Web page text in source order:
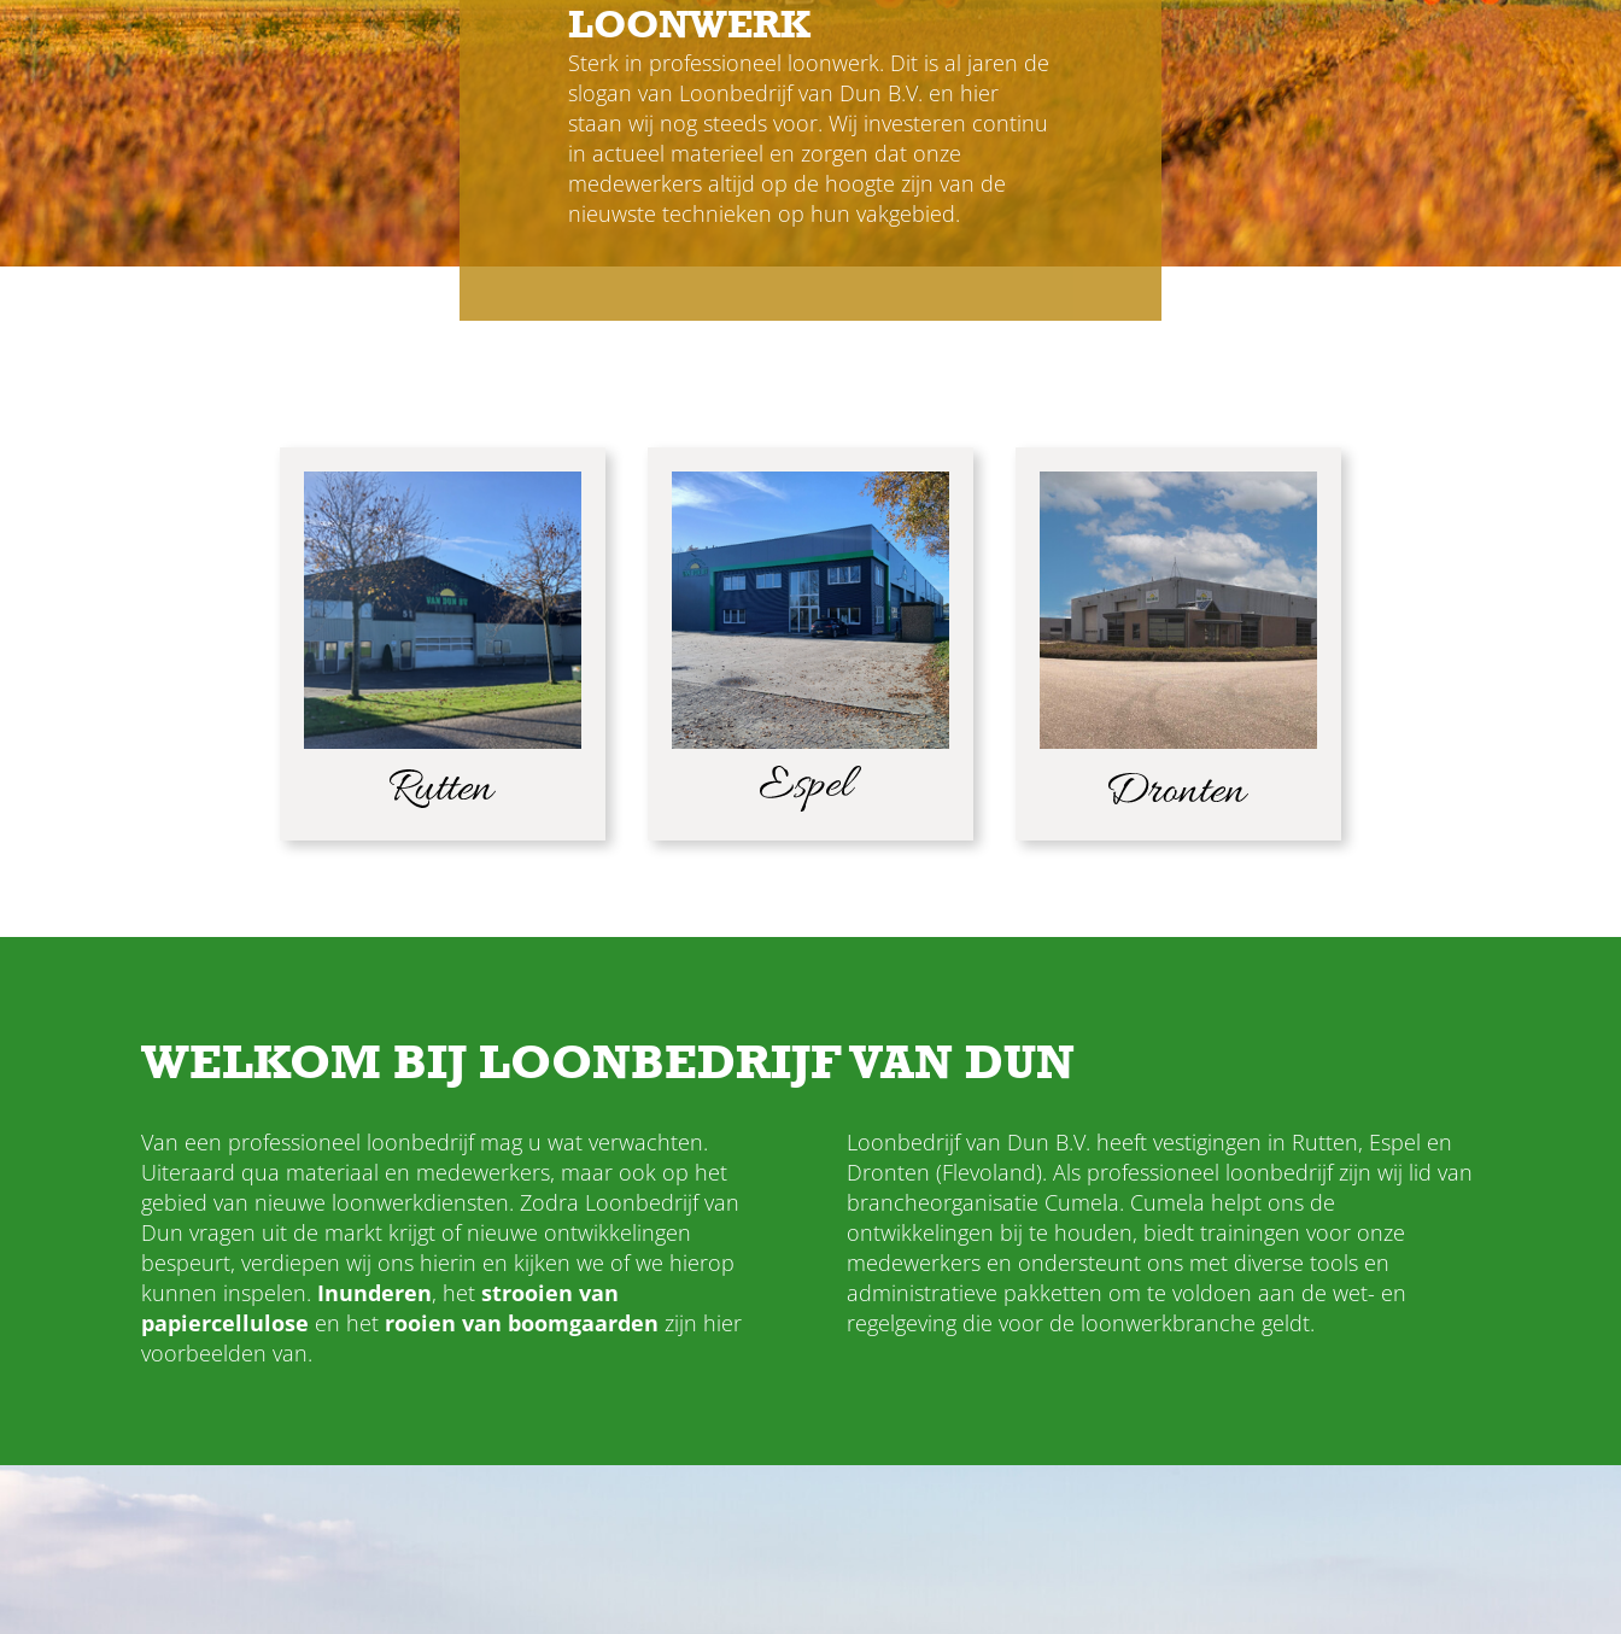
LOONWERK
Sterk in professioneel loonwerk. Dit is al jaren de
slogan van Loonbedrijf van Dun B.V. en hier
staan wij nog steeds voor. Wij investeren continu
in actueel materieel en zorgen dat onze
medewerkers altijd op de hoogte zijn van de
nieuwste technieken op hun vakgebied.
WELKOM BIJ LOONBEDRIJF VAN DUN
Van een professioneel loonbedrijf mag u wat verwachten.
Uiteraard qua materiaal en medewerkers, maar ook op het
gebied van nieuwe loonwerkdiensten. Zodra Loonbedrijf van
Dun vragen uit de markt krijgt of nieuwe ontwikkelingen
bespeurt, verdiepen wij ons hierin en kijken we of we hierop
kunnen inspelen. Inunderen, het strooien van
papiercellulose en het rooien van boomgaarden zijn hier
voorbeelden van.
Loonbedrijf van Dun B.V. heeft vestigingen in Rutten, Espel en
Dronten (Flevoland). Als professioneel loonbedrijf zijn wij lid van
brancheorganisatie Cumela. Cumela helpt ons de
ontwikkelingen bij te houden, biedt trainingen voor onze
medewerkers en ondersteunt ons met diverse tools en
administratieve pakketten om te voldoen aan de wet- en
regelgeving die voor de loonwerkbranche geldt.